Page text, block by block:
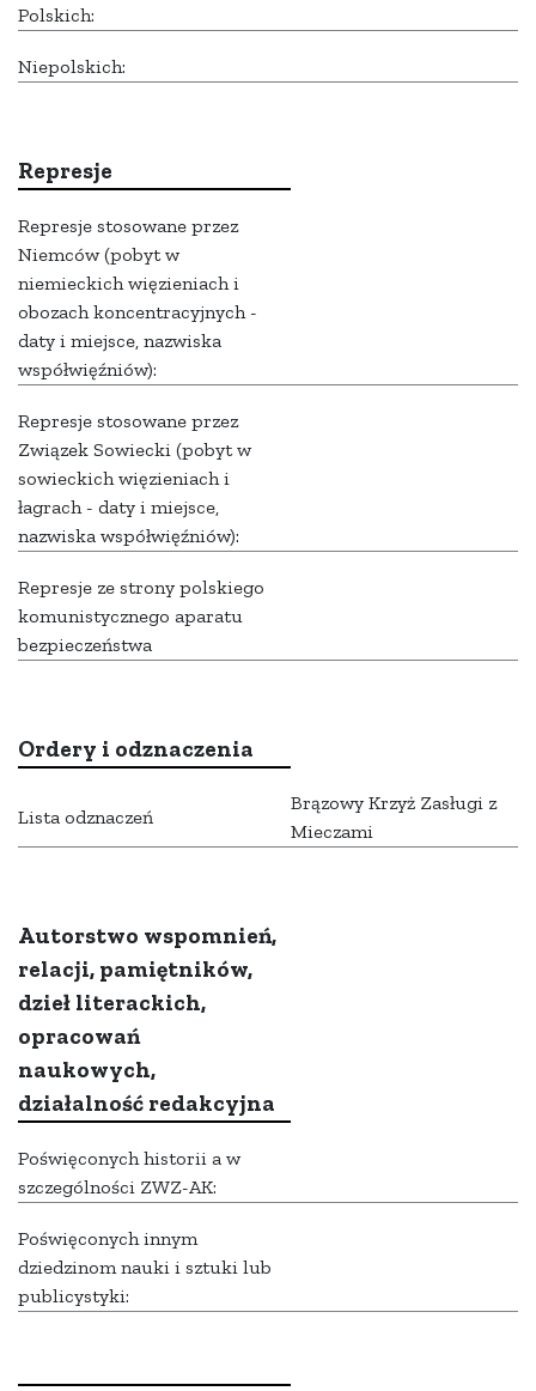
Polskich:
Niepolskich:
Represje
Represje stosowane przez
Niemców (pobyt w
niemieckich więzieniach i
obozach koncentracyjnych -
daty i miejsce, nazwiska
współwięźniów):
Represje stosowane przez
Związek Sowiecki (pobyt w
sowieckich więzieniach i
łagrach - daty i miejsce,
nazwiska współwięźniów):
Represje ze strony polskiego
komunistycznego aparatu
bezpieczeństwa
Ordery i odznaczenia
Lista odznaczeń
Brązowy Krzyż Zasługi z
Mieczami
Autorstwo wspomnień,
relacji, pamiętników,
dzieł literackich,
opracowań
naukowych,
działalność redakcyjna
Poświęconych historii a w
szczególności ZWZ-AK:
Poświęconych innym
dziedzinom nauki i sztuki lub
publicystyki: